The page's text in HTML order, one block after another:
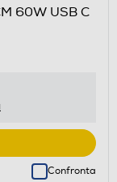
60W USB C
Confronta